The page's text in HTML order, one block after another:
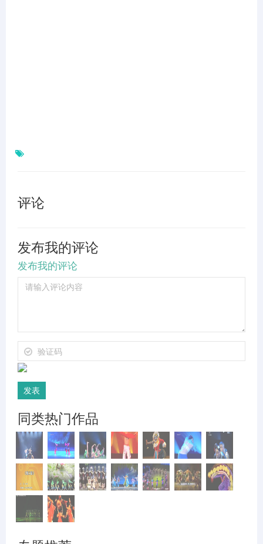
评论
发布我的评论
发布我的评论
证
码
发表
同类热门作品